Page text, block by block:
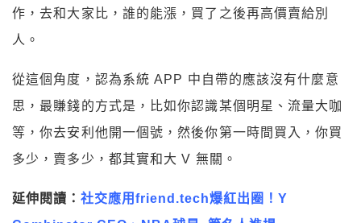
作，去和大家比，誰的能漲，買了之後再高價賣給別
人。
從這個角度，認為系統 APP 中自帶的應該沒有什麼意
思，最賺錢的方式是，比如你認識某個明星、流量大咖
等，你去安利他開一個號，然後你第一時間買入，你買
多少，賣多少，都其實和大 V 無關。
延伸閱讀： 社交應用friend.tech爆紅出圈！Y